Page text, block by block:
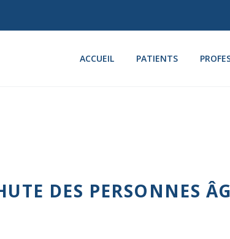
ACCUEIL PATIENTS
DES PERSONNES